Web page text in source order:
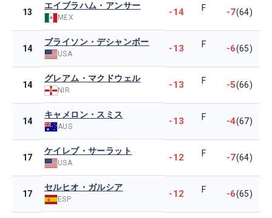
13
エイブラハム・アンサー
MEX -14 F -7(64)
14
ブライソン・デシャンボー
USA -13 F -6(65)
14
グレアム・マクドウェル
NIR -13 F -5(66)
14
キャメロン・スミス
AUS -13 F -4(67)
17
ケイレブ・サーラット
USA -12 F -7(64)
17
セルヒオ・ガルシア
ESP -12 F -6(65)